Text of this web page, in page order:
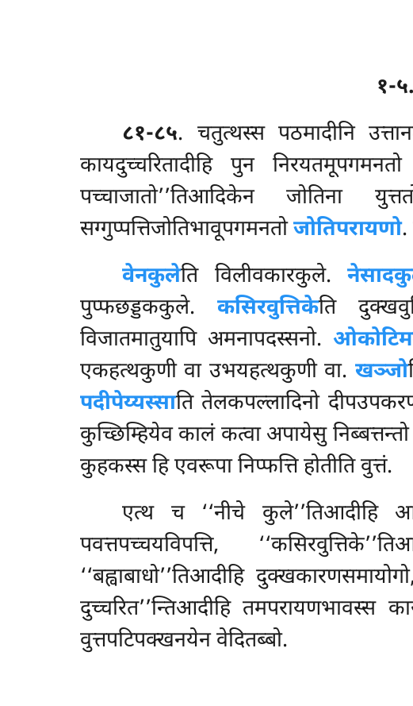
१-
८१-८५. चतुत्थस्स पठमादीनि
कायदुच्चरितादीहि पुन
पच्चाजातो’’तिआदिकेन जोतिना
सग्गुप्पत्तिजोतिभावूपगमनतोजोतिपरायणो.
वेनकुलेति विलीवकारकुले.
पुप्फछड्डककुले. कसिरवुत्तिकेति
विजातमातुयापि अमनापदस्सनो.
एकहत्थकुणी वा उभयहत्थकुणी वा. खञ्जो
पदीपेय्यस्साति तेलकपल्लादिनो
कुच्छिम्हियेव कालं कत्वा अपायेसु
कुहकस्स हि एवरूपा निप्फत्ति होतीति वुत्तं.
एत्थ च ‘‘नीचे कुले’’तिआदीहि
पवत्तपच्चयविपत्ति,
‘‘बह्वाबाधो’’तिआदीहि
दुच्चरित’’न्तिआदीहि तमपरायणभावस्स
वुत्तपटिपक्खनयेन वेदितब्बो.